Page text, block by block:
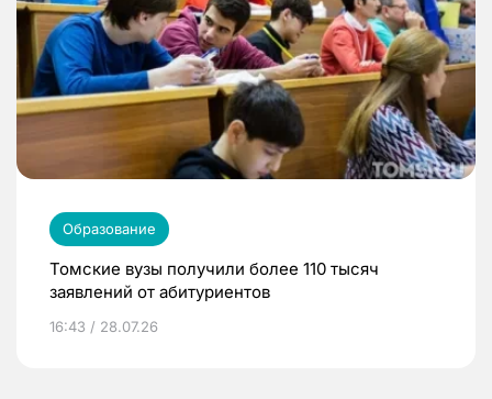
Образование
Томские вузы получили более 110 тысяч
заявлений от абитуриентов
16:43 / 28.07.26